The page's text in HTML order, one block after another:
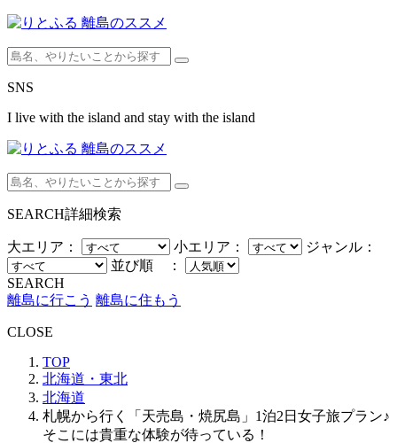
SNS
I live with the island and stay with the island
SEARCH詳細検索
大エリア： 小エリア：
ジャンル：
並び順 ：
SEARCH
離島に行こう 離島に住もう
CLOSE
TOP
北海道・東北
北海道
札幌から行く「天売島・焼尻島」1泊2日女子旅プラン♪
そこには貴重な体験が待っている！